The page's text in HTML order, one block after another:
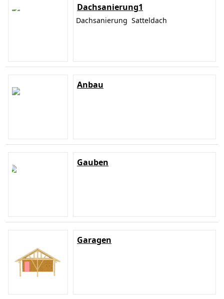
Dachsanierung1
Dachsanierung Satteldach
Anbau
Gauben
Garagen